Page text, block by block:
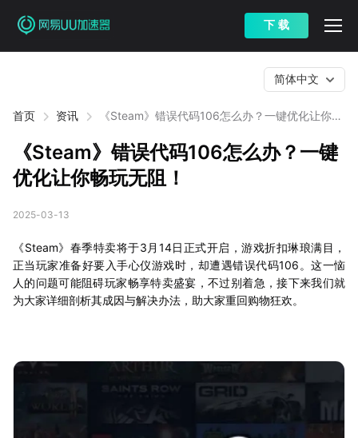
下 载
首页 资讯
《Steam》错误代码106怎么办？一键优化让你畅
简体中文
《Steam》错误代码106怎么办？一键
优化让你畅玩无阻！
2025-03-13
《Steam》春季特卖将于3月14日正式开启，游戏折扣琳琅满目，
正当玩家准备好要入手心仪游戏时，却遭遇错误代码106。这一恼
人的问题可能阻碍玩家畅享特卖盛宴，不过别着急，接下来我们就
为大家详细剖析其成因与解决办法，助大家重回购物狂欢。